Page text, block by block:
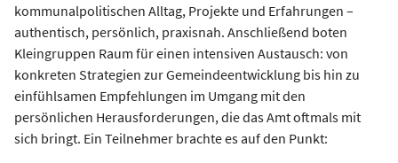
kommunalpolitischen Alltag, Projekte und Erfahrungen –
authentisch, persönlich, praxisnah. Anschließend boten
Kleingruppen Raum für einen intensiven Austausch: von
konkreten Strategien zur Gemeindeentwicklung bis hin zu
einfühlsamen Empfehlungen im Umgang mit den
persönlichen Herausforderungen, die das Amt oftmals mit
sich bringt. Ein Teilnehmer brachte es auf den Punkt: